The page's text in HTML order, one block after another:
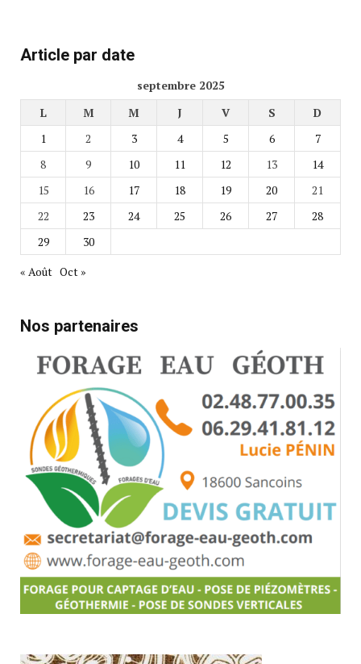
Article par date
septembre 2025
L
M M J V S
D
1
2 3 4 5 6
7
8
9 10 11 12 13
14
15
16 17 18 19 20
21
22
23 24 25 26 27
28
29
30
« Août Oct »
Nos partenaires